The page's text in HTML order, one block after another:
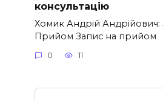
консультацію
Хомик Андрій Андрійович:
Прийом Запис на прийом
0 11